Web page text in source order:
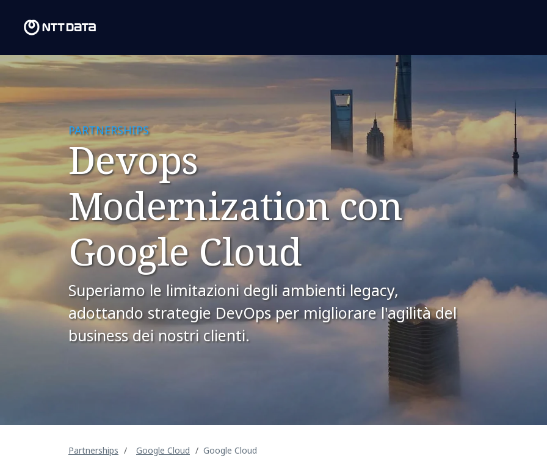
PARTNERSHIPS
Devops
Modernization con
Google Cloud
Superiamo le limitazioni degli ambienti legacy,
adottando strategie DevOps per migliorare l'agilità del
business dei nostri clienti.
Partnerships Google Cloud Google Cloud